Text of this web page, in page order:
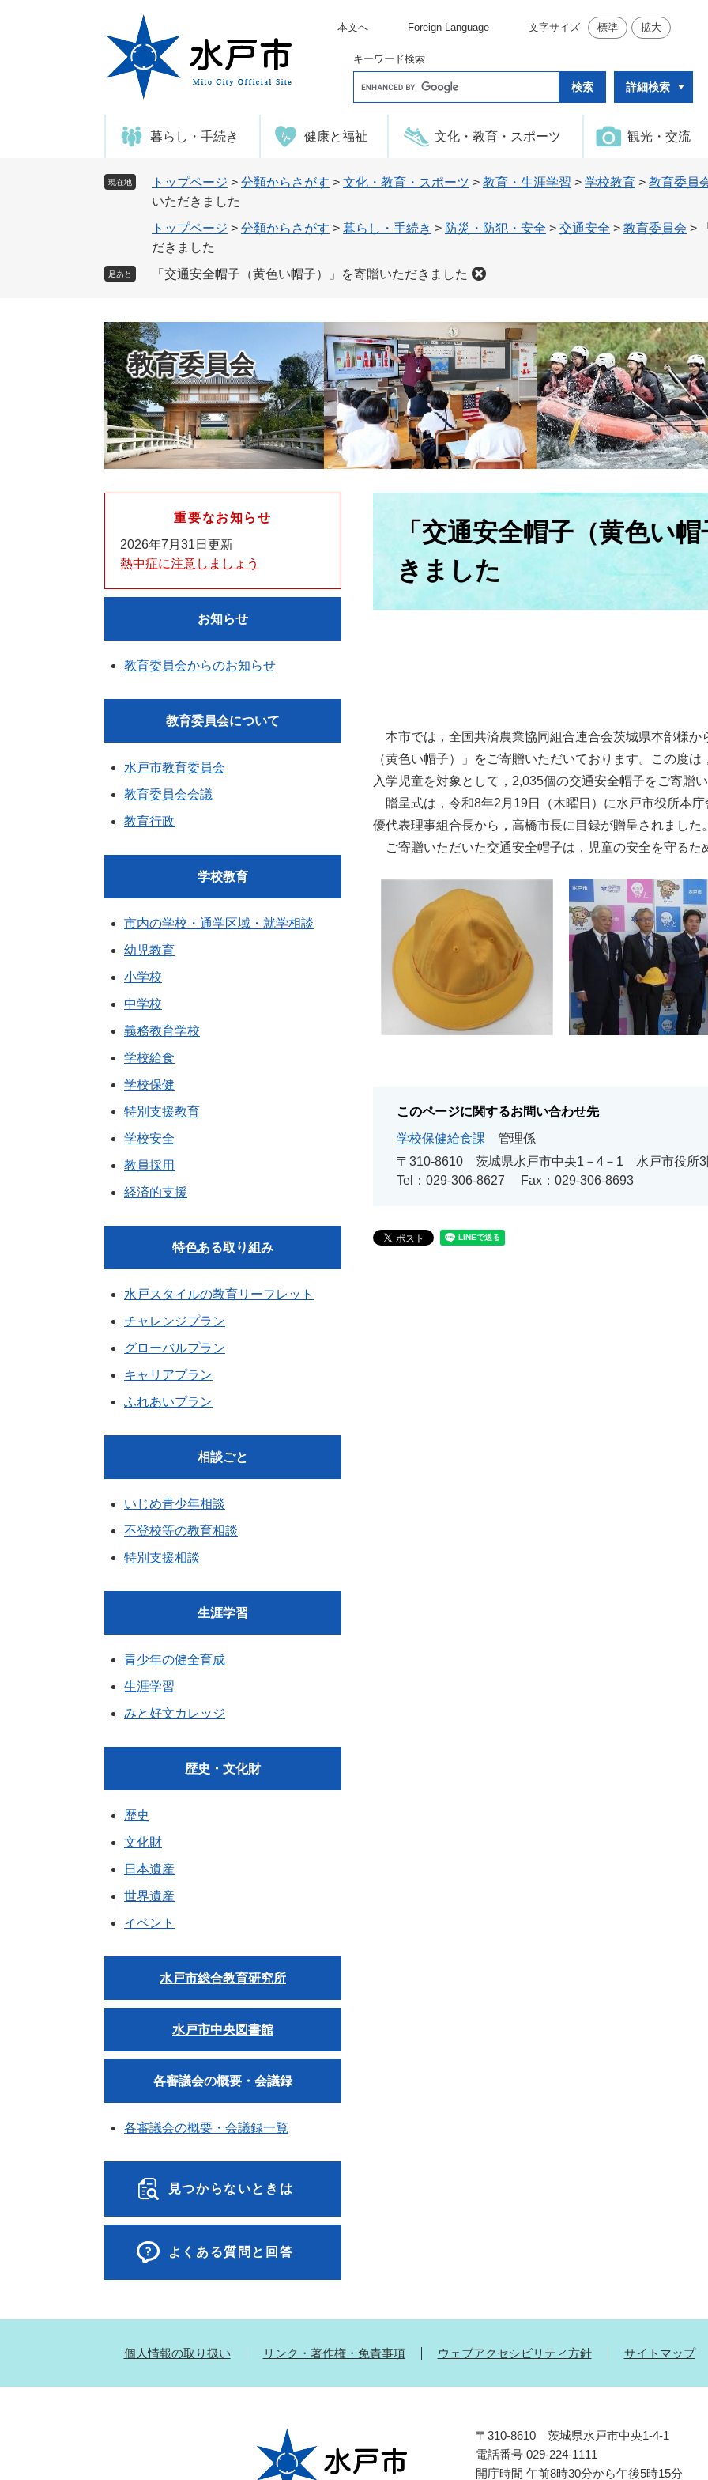
本文へ Foreign Language 文字サイズ 標準 拡大
キーワード検索
o
e
タ
ム
詳細検索
暮らし・手続き 健康と福祉 文化・教育・スポーツ 観光・交流
現在地 トップページ > 分類からさがす > 文化・教育・スポーツ > 教育・生涯学習 > 学校教育 > 教育委員
いただきました
トップページ > 分類からさがす > 暮らし・手続き > 防災・防犯・安全 > 交通安全 > 教育委員会 >
だきました
足あと 「交通安全帽子（黄色い帽子）」を寄贈いただきました
教育委員会
「交通安全帽子（黄色い
きました
本市では，全国共済農業協同組合連合会茨城県本部様か
（黄色い帽子）」をご寄贈いただいております。この度
入学児童を対象として，2,035個の交通安全帽子をご寄贈い
贈呈式は，令和8年2月19日（木曜日）に水戸市役所本
優代表理事組合長から，高橋市長に目録が贈呈されました。
ご寄贈いただいた交通安全帽子は，児童の安全を守るた
このページに関するお問い合わせ先
学校保健給食課
管理係
〒310-8610 茨城県水戸市中央1－4－1 水戸市役所3
Tel：029-306-8627
Fax：029-306-8693
重要なお知らせ
2026年7月31日更新
熱中症に注意しましょう
お知らせ
教育委員会からのお知らせ
教育委員会について
水戸市教育委員会
教育委員会会議
教育行政
学校教育
市内の学校・通学区域・就学相談
幼児教育
小学校
中学校
義務教育学校
学校給食
学校保健
特別支援教育
学校安全
教員採用
経済的支援
特色ある取り組み
水戸スタイルの教育リーフレット
チャレンジプラン
グローバルプラン
キャリアプラン
ふれあいプラン
相談ごと
いじめ青少年相談
不登校等の教育相談
特別支援相談
生涯学習
青少年の健全育成
生涯学習
みと好文カレッジ
歴史・文化財
歴史
文化財
日本遺産
世界遺産
イベント
水戸市総合教育研究所
水戸市中央図書館
各審議会の概要・会議録
各審議会の概要・会議録一覧
見つからないときは
よくある質問と回答
個人情報の取り扱い リンク・著作権・免責事項 ウェブアクセシビリティ方針 サイトマップ
〒310-8610 茨城県水戸市中央1-4-1
電話番号 029-224-1111
開庁時間 午前8時30分から午後5時15分